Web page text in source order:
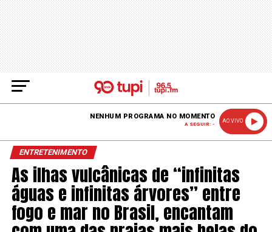
NENHUM PROGRAMA NO MOMENTO
A SEGUIR: -
AO VIVO
ENTRETENIMENTO
As ilhas vulcânicas de “infinitas
águas e infinitas árvores” entre
fogo e mar no Brasil, encantam